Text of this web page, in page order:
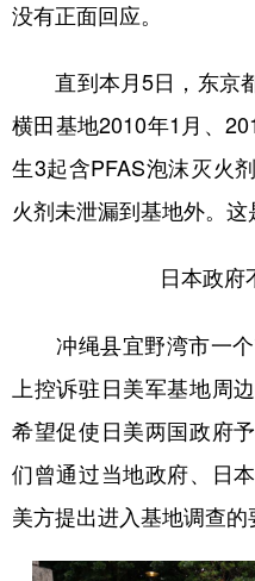
没有正面回应。
直到本月5日，东京都
横田基地2010年1月、
生3起含PFAS泡沫灭火
火剂未泄漏到基地外。这
日本政府
冲绳县宜野湾市一个
上控诉驻日美军基地周
希望促使日美两国政府
们曾通过当地政府、日
美方提出进入基地调查的